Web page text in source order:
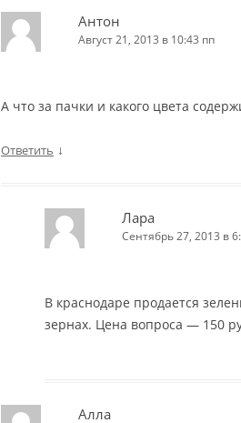
Антон
Август 21, 2013 в 10:43 пп
А что за пачки и какого цвета
Ответить ↓
Лара
Сентябрь 27, 2013 в
В краснодаре продается
зернах. Цена вопроса — 150
Алла